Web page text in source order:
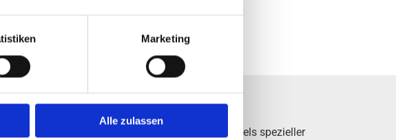
Marketing
Alle zulassen
versteht man die Modellierung der Hornhaut mittels spezieller